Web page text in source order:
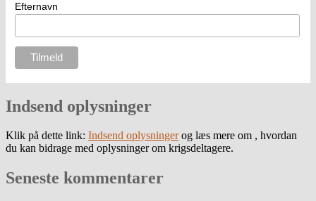
Efternavn
Indsend oplysninger
Klik på dette link: Indsend oplysningerog læs mere om , hvordan
du kan bidrage med oplysninger om krigsdeltagere.
Seneste kommentarer